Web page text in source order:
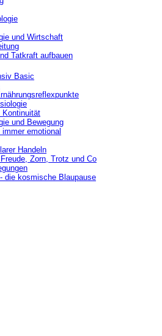
und Wirtschaft
Tatkraft aufbauen
Basic
Kontinuität
und Bewegung
emotional
Handeln
Zorn, Trotz und Co
die kosmische Blaupause